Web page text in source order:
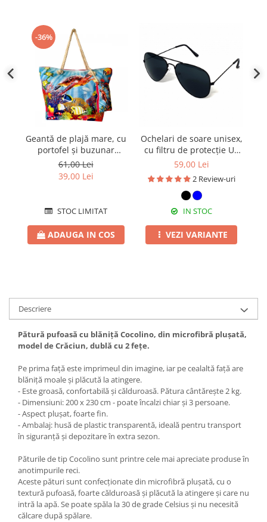
-36%
Geantă de plajă mare, cu
portofel și buzunar
interior KD2474
61,00 Lei
39,00 Lei
STOC LIMITAT
ADAUGA IN COS
Ochelari de soare unisex,
cu filtru de protecție UV
400, cu toc cadou, OSX11
59,00 Lei
2 Review-uri
IN STOC
VEZI VARIANTE
Descriere
Pătură pufoasă cu blăniță Cocolino, din microfibră plușată,
model de Crăciun, dublă cu 2 fețe.
Pe prima față este imprimeul din imagine, iar pe cealaltă față are
blăniță moale și plăcută la atingere.
- Este groasă, confortabilă și călduroasă. Pătura cântărește 2 kg.
- Dimensiuni: 200 x 230 cm - poate încalzi chiar și 3 persoane.
- Aspect plușat, foarte fin.
- Ambalaj: husă de plastic transparentă, ideală pentru transport
în siguranță și depozitare în extra sezon.
Păturile de tip Cocolino sunt printre cele mai apreciate produse în
anotimpurile reci.
Aceste pături sunt confecționate din microfibră plușată, cu o
textură pufoasă, foarte călduroasă și plăcută la atingere și care nu
intră la apă. Se poate spăla la 30 de grade Celsius și nu necesită
călcare după spălare.